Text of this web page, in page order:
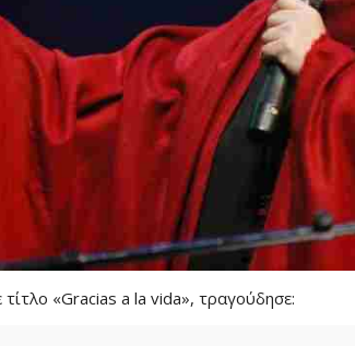
τίτλο «Gracias a la vida», τραγούδησε: